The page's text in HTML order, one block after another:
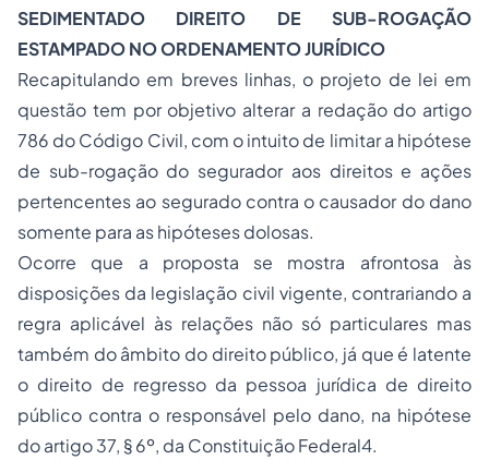
SEDIMENTADO DIREITO DE SUB-ROGAÇÃO
ESTAMPADO NO ORDENAMENTO JURÍDICO
Recapitulando em breves linhas, o projeto de lei em
questão tem por objetivo alterar a redação do artigo
786 do Código Civil, com o intuito de limitar a hipótese
de sub-rogação do segurador aos direitos e ações
pertencentes ao segurado contra o causador do dano
somente para as hipóteses dolosas.
Ocorre que a proposta se mostra afrontosa às
disposições da legislação civil vigente, contrariando a
regra aplicável às relações não só particulares mas
também do âmbito do direito público, já que é latente
o direito de regresso da pessoa jurídica de direito
público contra o responsável pelo dano, na hipótese
do artigo 37, § 6º, da Constituição Federal4.